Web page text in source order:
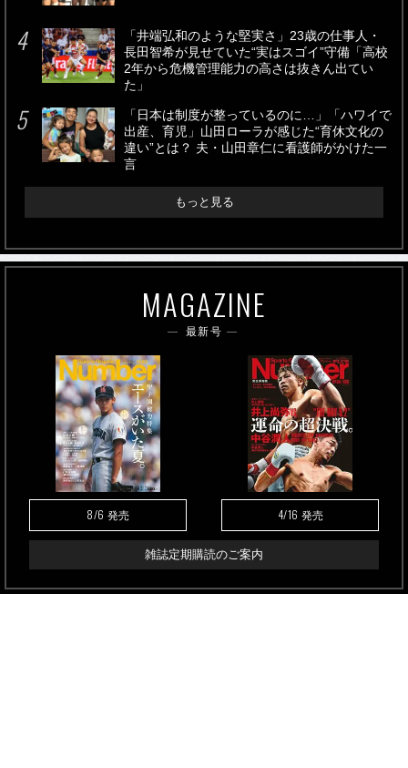
「井端弘和のような堅実さ」23歳の仕事人・
長田智希が見せていた“実はスゴイ”守備「高校
2年から危機管理能力の高さは抜きん出てい
た」
「日本は制度が整っているのに…」「ハワイで
出産、育児」山田ローラが感じた“育休文化の
違い”とは？ 夫・山田章仁に看護師がかけた一
言
もっと見る
MAGAZINE
最新号
8/6 発売 4/16 発売
雑誌定期購読のご案内